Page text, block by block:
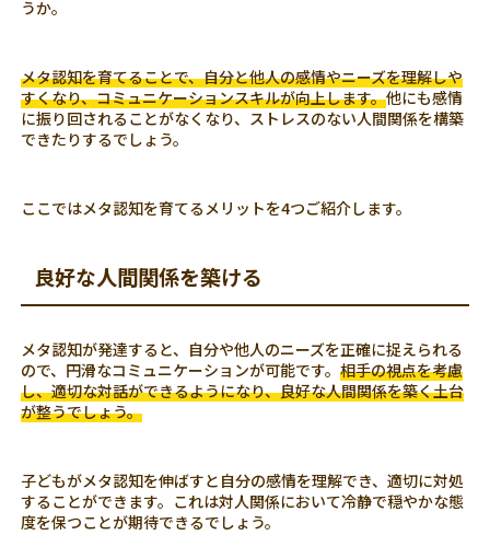
うか。
メタ認知を育てることで、自分と他人の感情やニーズを理解しや
すくなり、コミュニケーションスキルが向上します。他にも感情
に振り回されることがなくなり、ストレスのない人間関係を構築
できたりするでしょう。
ここではメタ認知を育てるメリットを4つご紹介します。
良好な人間関係を築ける
メタ認知が発達すると、自分や他人のニーズを正確に捉えられる
ので、円滑なコミュニケーションが可能です。相手の視点を考慮
し、適切な対話ができるようになり、良好な人間関係を築く土台
が整うでしょう。
子どもがメタ認知を伸ばすと自分の感情を理解でき、適切に対処
することができます。これは対人関係において冷静で穏やかな態
度を保つことが期待できるでしょう。